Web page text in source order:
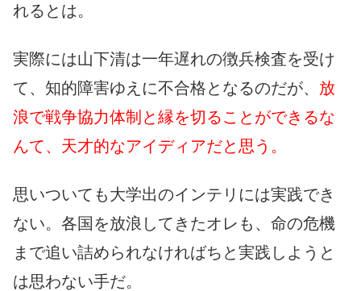
れるとは。
実際には山下清は一年遅れの徴兵検査を受け
て、知的障害ゆえに不合格となるのだが、 放
浪で戦争協力体制と縁を切ることができるな
んて、天才的なアイディアだと思う。
思いついても大学出のインテリには実践でき
ない。各国を放浪してきたオレも、命の危機
まで追い詰められなければちと実践しようと
は思わない手だ。